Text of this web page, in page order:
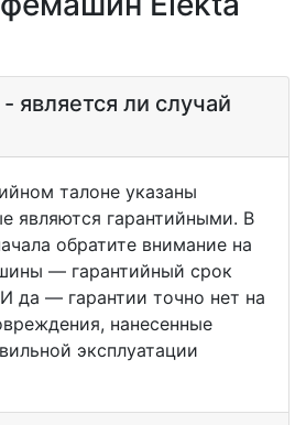
является ли случай
талоне указаны
являются гарантийными. В
обратите внимание на
— гарантийный срок
да — гарантии точно нет на
нанесенные
эксплуатации